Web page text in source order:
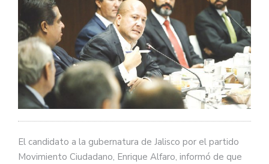
El candidato a la gubernatura de Jalisco por el partido
Movimiento Ciudadano, Enrique Alfaro, informó de que